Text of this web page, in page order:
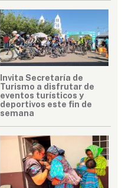
Invita Secretaría de
Turismo a disfrutar de
eventos turísticos y
deportivos este fin de
semana